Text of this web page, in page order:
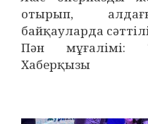
отырып,
байқауларда
Пән мұғалімі:
Хаберқызы